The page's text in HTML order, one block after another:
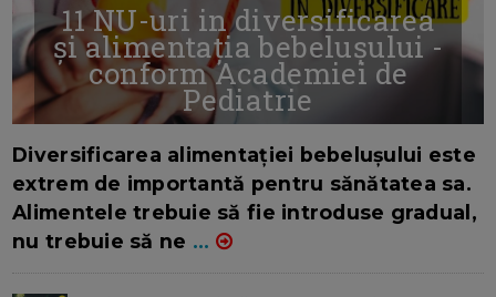
11 NU-uri in diversificarea
și alimentația bebelușului -
conform Academiei de
Pediatrie
Diversificarea alimentației bebelușului este
extrem de importantă pentru sănătatea sa.
Alimentele trebuie să fie introduse gradual,
nu trebuie să ne ...